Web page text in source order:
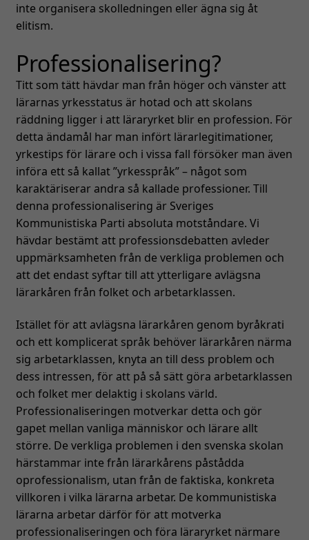
inte organisera skolledningen eller ägna sig åt
elitism.
Professionalisering?
Titt som tätt hävdar man från höger och vänster att
lärarnas yrkesstatus är hotad och att skolans
räddning ligger i att läraryrket blir en profession. För
detta ändamål har man infört lärarlegitimationer,
yrkestips för lärare och i vissa fall försöker man även
införa ett så kallat ”yrkesspråk” – något som
karaktäriserar andra så kallade professioner. Till
denna professionalisering är Sveriges
Kommunistiska Parti absoluta motståndare. Vi
hävdar bestämt att professionsdebatten avleder
uppmärksamheten från de verkliga problemen och
att det endast syftar till att ytterligare avlägsna
lärarkåren från folket och arbetarklassen.
Istället för att avlägsna lärarkåren genom byråkrati
och ett komplicerat språk behöver lärarkåren närma
sig arbetarklassen, knyta an till dess problem och
dess intressen, för att på så sätt göra arbetarklassen
och folket mer delaktig i skolans värld.
Professionaliseringen motverkar detta och gör
gapet mellan vanliga människor och lärare allt
större. De verkliga problemen i den svenska skolan
härstammar inte från lärarkårens påstådda
oprofessionalism, utan från de faktiska, konkreta
villkoren i vilka lärarna arbetar. De kommunistiska
lärarna arbetar därför för att motverka
professionaliseringen och föra läraryrket närmare